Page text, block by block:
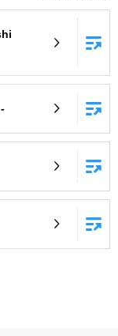
！
も！